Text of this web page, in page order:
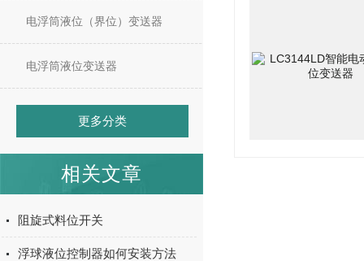
电浮筒液位（界位）变送器
电浮筒液位变送器
更多分类
相关文章
阻旋式料位开关
浮球液位控制器如何安装方法